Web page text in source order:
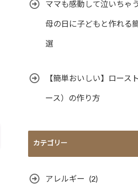
ママも感動して泣いちゃ
母の日に子どもと作れる
選
【簡単おいしい】ロース
ース）の作り方
カテゴリー
アレルギー (2)